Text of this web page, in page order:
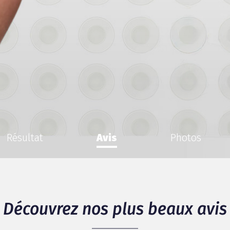
Résultat Avis Photos
Découvrez nos plus beaux avis